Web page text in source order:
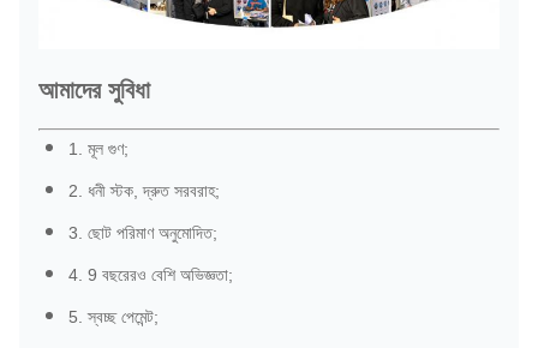
আমাদের সুবিধা
1. মূল গুণ;
2. ধনী স্টক, দ্রুত সরবরাহ;
3. ছোট পরিমাণ অনুমোদিত;
4. 9 বছরেরও বেশি অভিজ্ঞতা;
5. স্বচ্ছ পেমেন্ট;